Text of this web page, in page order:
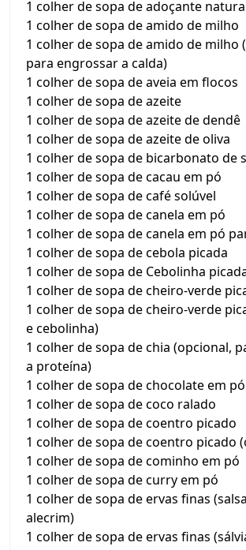
1 colher de sopa de adoçante
1 colher de sopa de amido de milho
1 colher de sopa de amido de milho
para engrossar a calda)
1 colher de sopa de aveia em flocos
1 colher de sopa de azeite
1 colher de sopa de azeite de dendê
1 colher de sopa de azeite de oliva
1 colher de sopa de bicarbonato de
1 colher de sopa de cacau em pó
1 colher de sopa de café solúvel
1 colher de sopa de canela em pó
1 colher de sopa de canela em pó
1 colher de sopa de cebola picada
1 colher de sopa de Cebolinha
1 colher de sopa de cheiro-verde
1 colher de sopa de cheiro-verde
e cebolinha)
1 colher de sopa de chia (opcional,
a proteína)
1 colher de sopa de chocolate em
1 colher de sopa de coco ralado
1 colher de sopa de coentro picado
1 colher de sopa de coentro picado
1 colher de sopa de cominho em pó
1 colher de sopa de curry em pó
1 colher de sopa de ervas finas
alecrim)
1 colher de sopa de ervas finas